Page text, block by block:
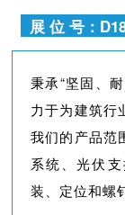
展 位 号：
秉承“坚固、
力于为建筑行
我们的产品范
系统、光伏
装、定位和螺